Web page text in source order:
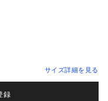
サイズ詳細を見る
録